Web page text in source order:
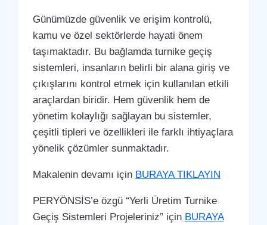
Günümüzde güvenlik ve erişim kontrolü,
kamu ve özel sektörlerde hayati önem
taşımaktadır. Bu bağlamda turnike geçiş
sistemleri, insanların belirli bir alana giriş ve
çıkışlarını kontrol etmek için kullanılan etkili
araçlardan biridir. Hem güvenlik hem de
yönetim kolaylığı sağlayan bu sistemler,
çeşitli tipleri ve özellikleri ile farklı ihtiyaçlara
yönelik çözümler sunmaktadır.
Makalenin devamı için BURAYA TIKLAYIN
PERYÖNSİS’e özgü “Yerli Üretim Turnike
Geçiş Sistemleri Projeleriniz” için BURAYA